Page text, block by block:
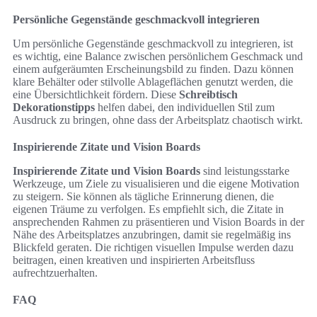
Persönliche Gegenstände geschmackvoll integrieren
Um persönliche Gegenstände geschmackvoll zu integrieren, ist
es wichtig, eine Balance zwischen persönlichem Geschmack und
einem aufgeräumten Erscheinungsbild zu finden. Dazu können
klare Behälter oder stilvolle Ablageflächen genutzt werden, die
eine Übersichtlichkeit fördern. Diese Schreibtisch
Dekorationstipps helfen dabei, den individuellen Stil zum
Ausdruck zu bringen, ohne dass der Arbeitsplatz chaotisch wirkt.
Inspirierende Zitate und Vision Boards
Inspirierende Zitate und Vision Boards sind leistungsstarke
Werkzeuge, um Ziele zu visualisieren und die eigene Motivation
zu steigern. Sie können als tägliche Erinnerung dienen, die
eigenen Träume zu verfolgen. Es empfiehlt sich, die Zitate in
ansprechenden Rahmen zu präsentieren und Vision Boards in der
Nähe des Arbeitsplatzes anzubringen, damit sie regelmäßig ins
Blickfeld geraten. Die richtigen visuellen Impulse werden dazu
beitragen, einen kreativen und inspirierten Arbeitsfluss
aufrechtzuerhalten.
FAQ